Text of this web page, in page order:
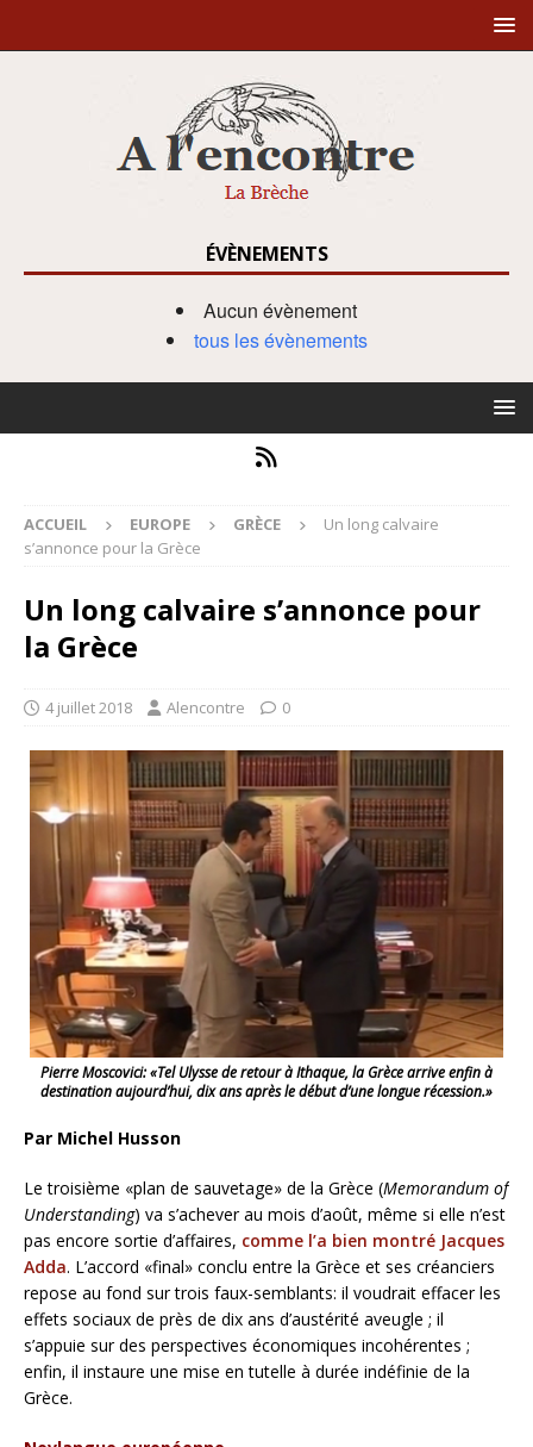
ÉVÈNEMENTS
Aucun évènement
tous les évènements
ACCUEIL EUROPE GRÈCE
Un long calvaire
s’annonce pour la Grèce
Un long calvaire s’annonce pour
la Grèce
4 juillet 2018 Alencontre 0
Pierre Moscovici: «Tel Ulysse de retour à Ithaque, la Grèce arrive enfin à
destination aujourd’hui, dix ans après le début d’une longue récession.»
Par Michel Husson
Le troisième «plan de sauvetage» de la Grèce (Memorandum of
Understanding) va s’achever au mois d’août, même si elle n’est
pas encore sortie d’affaires, comme l’a bien montré Jacques
Adda. L’accord «final» conclu entre la Grèce et ses créanciers
repose au fond sur trois faux-semblants: il voudrait effacer les
effets sociaux de près de dix ans d’austérité aveugle ; il
s’appuie sur des perspectives économiques incohérentes ;
enfin, il instaure une mise en tutelle à durée indéfinie de la
Grèce.